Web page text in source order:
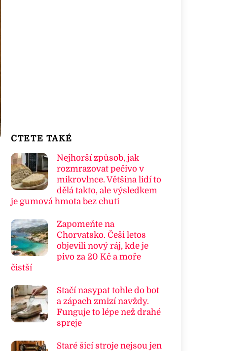
ČTETE TAKÉ
Nejhorší způsob, jak
rozmrazovat pečivo v
mikrovlnce. Většina lidí to
dělá takto, ale výsledkem
je gumová hmota bez chuti
Zapomeňte na
Chorvatsko. Češi letos
objevili nový ráj, kde je
pivo za 20 Kč a moře
čistší
Stačí nasypat tohle do bot
a zápach zmizí navždy.
Funguje to lépe než drahé
spreje
Staré šicí stroje nejsou jen